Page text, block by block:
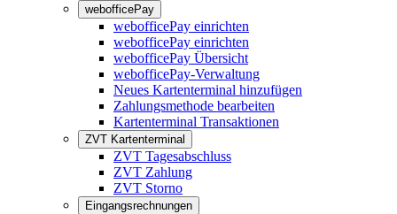
webofficePay
webofficePay einrichten
webofficePay einrichten
webofficePay Übersicht
webofficePay-Verwaltung
Neues Kartenterminal hinzufügen
Zahlungsmethode bearbeiten
Kartenterminal Transaktionen
ZVT Kartenterminal
ZVT Tagesabschluss
ZVT Zahlung
ZVT Storno
Eingangsrechnungen